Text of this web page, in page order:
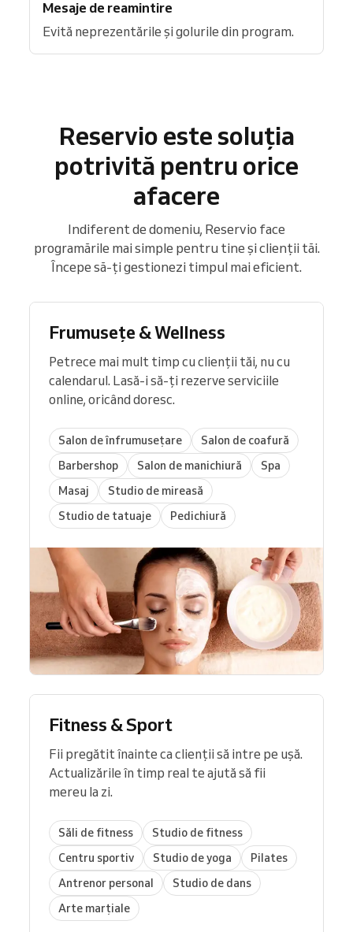
Mesaje de reamintire
Evită neprezentările și golurile din program.
Reservio este soluția
potrivită pentru orice
afacere
Indiferent de domeniu, Reservio face
programările mai simple pentru tine și clienții tăi.
Începe să-ți gestionezi timpul mai eficient.
Frumusețe & Wellness
Petrece mai mult timp cu clienții tăi, nu cu
calendarul. Lasă-i să-ți rezerve serviciile
online, oricând doresc.
Salon de înfrumusețare
Salon de coafură
Barbershop
Salon de manichiură
Spa
Masaj
Studio de mireasă
Studio de tatuaje
Pedichiură
Fitness & Sport
Fii pregătit înainte ca clienții să intre pe ușă.
Actualizările în timp real te ajută să fii
mereu la zi.
Săli de fitness
Studio de fitness
Centru sportiv
Studio de yoga
Pilates
Antrenor personal
Studio de dans
Arte marțiale